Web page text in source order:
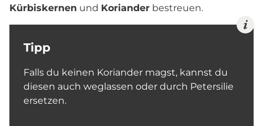
Kürbiskernen und Koriander bestreuen.
Tipp
Falls du keinen Koriander magst, kannst du
diesen auch weglassen oder durch Petersilie
ersetzen.